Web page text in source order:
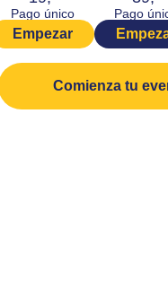
Pago único
Empezar
Pago
Comienza tu